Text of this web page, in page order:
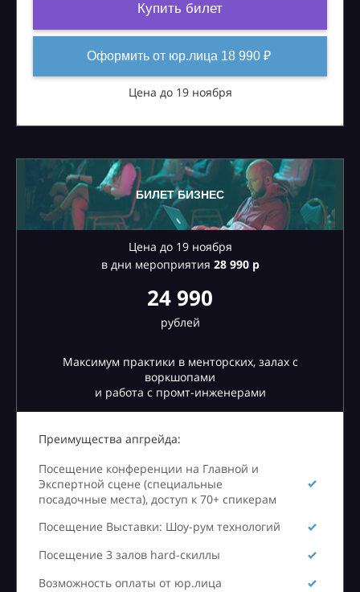
Купить билет
Оформить от юр.лица 18 990 ₽
Цена до 19 ноября
БИЛЕТ БИЗНЕС
Цена до 19 ноября
в дни мероприятия 28990 р
24 990
рублей
Максимум практики в менторских, залах с
воркшопами
и работа с промт-инженерами
Преимущества апгрейда:
Посещение конференции на Главной и
Экспертной сцене (специальные
посадочные места), доступ к 70+ спикерам
Посещение Выставки: Шоу-рум технологий
Посещение 3 залов hard-скиллы
Возможность оплаты от юр.лица